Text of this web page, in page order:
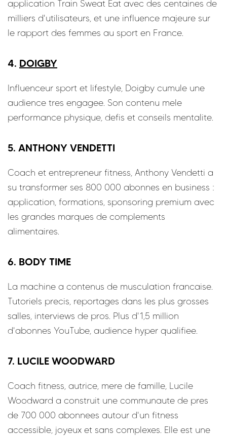
application Train Sweat Eat avec des centaines de
milliers d'utilisateurs, et une influence majeure sur
le rapport des femmes au sport en France.
4. DOIGBY
Influenceur sport et lifestyle, Doigby cumule une
audience tres engagee. Son contenu mele
performance physique, defis et conseils mentalite.
5. ANTHONY VENDETTI
Coach et entrepreneur fitness, Anthony Vendetti a
su transformer ses 800 000 abonnes en business :
application, formations, sponsoring premium avec
les grandes marques de complements
alimentaires.
6. BODY TIME
La machine a contenus de musculation francaise.
Tutoriels precis, reportages dans les plus grosses
salles, interviews de pros. Plus d'1,5 million
d'abonnes YouTube, audience hyper qualifiee.
7. LUCILE WOODWARD
Coach fitness, autrice, mere de famille, Lucile
Woodward a construit une communaute de pres
de 700 000 abonnees autour d'un fitness
accessible, joyeux et sans complexes. Elle est une